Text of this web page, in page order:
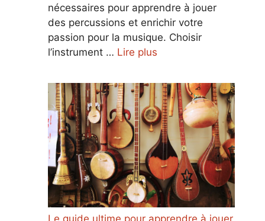
nécessaires pour apprendre à jouer
des percussions et enrichir votre
passion pour la musique. Choisir
l’instrument … Lire plus